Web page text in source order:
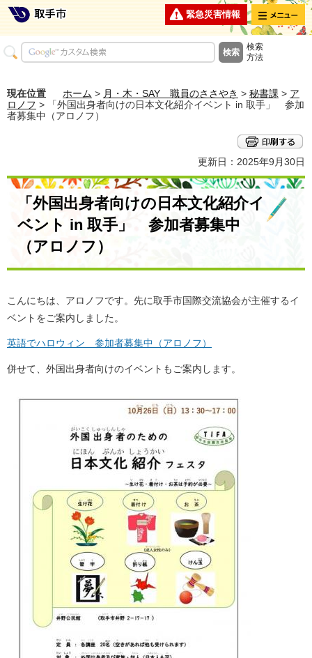
緊急災害情報 メニュー
検索
方法
現在位置 ホーム > 月・木・SAY 職員のささやき > 秘書課 > ア
ロノフ > 「外国出身者向けの日本文化紹介イベント in 取手」 参加
者募集中（アロノフ）
更新日：2025年9月30日
「外国出身者向けの日本文化紹介イ
ベント in 取手」 参加者募集中
（アロノフ）
こんにちは、アロノフです。先に取手市国際交流協会が主催するイ
ベントをご案内しました。
英語でハロウィン 参加者募集中（アロノフ）
併せて、外国出身者向けのイベントもご案内します。